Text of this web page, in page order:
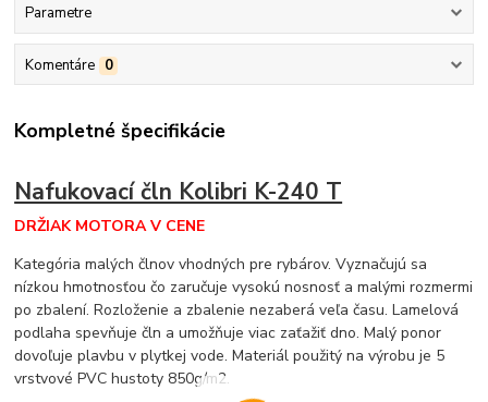
Parametre
Komentáre 0
Kompletné špecifikácie
Nafukovací čln Kolibri K-240 T
DRŽIAK MOTORA V CENE
Kategória malých člnov vhodných pre rybárov. Vyznačujú sa
nízkou hmotnosťou čo zaručuje vysokú nosnosť a malými rozmermi
po zbalení. Rozloženie a zbalenie nezaberá veľa času. Lamelová
podlaha spevňuje čln a umožňuje viac zaťažiť dno. Malý ponor
dovoľuje plavbu v plytkej vode. Materiál použitý na výrobu je 5
vrstvové PVC hustoty 850g/m2.